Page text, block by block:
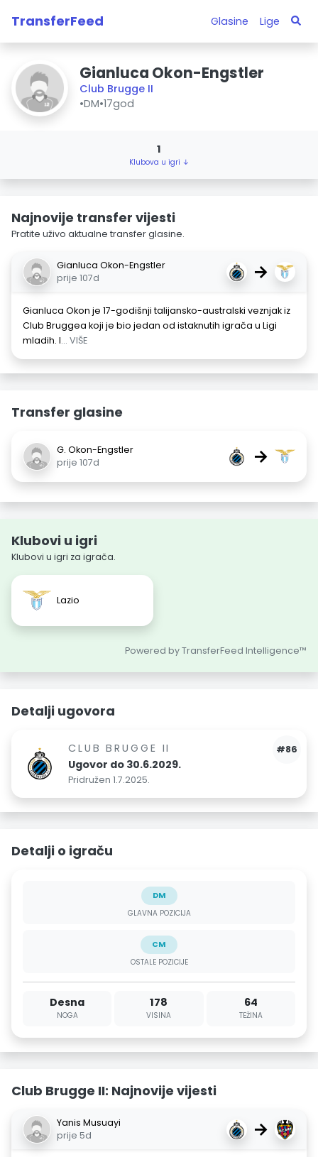
TransferFeed Glasine Lige
Gianluca Okon-Engstler
Club Brugge II
•DM•17god
1
Klubova u igri ↓
Najnovije transfer vijesti
Pratite uživo aktualne transfer glasine.
Gianluca Okon-Engstler
prije 107d
→
Gianluca Okon je 17-godišnji talijansko-australski veznjak iz
Club Bruggea koji je bio jedan od istaknutih igrača u Ligi
mladih. I... VIŠE
Transfer glasine
G. Okon-Engstler
prije 107d
→
Klubovi u igri
Klubovi u igri za igrača.
Lazio
Powered by TransferFeed Intelligence™
Detalji ugovora
#86
CLUB BRUGGE II
Ugovor do 30.6.2029.
Pridružen 1.7.2025.
Detalji o igraču
DM
GLAVNA POZICIJA
CM
OSTALE POZICIJE
Desna
NOGA
178
VISINA
64
TEŽINA
Club Brugge II: Najnovije vijesti
Yanis Musuayi
prije 5d
→